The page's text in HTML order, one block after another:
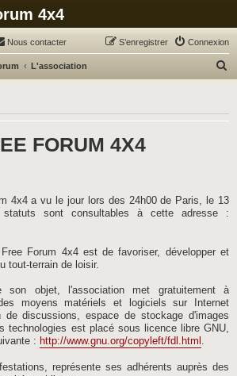
4x4
Nous contacter Connexion
S’enregistrer
L'association
h
h
FORUM 4X4
4x4 a vu le jour lors des 24h00 de Paris, le 13
statuts sont consultables à cette adresse :
Forum 4x4 est de favoriser, développer et
tout-terrain de loisir.
son objet, l'association met gratuitement à
moyens matériels et logiciels sur Internet
discussions, espace de stockage d'images
technologies est placé sous licence libre GNU,
: http://www.gnu.org/copyleft/fdl.html .
représente ses adhérents auprès des